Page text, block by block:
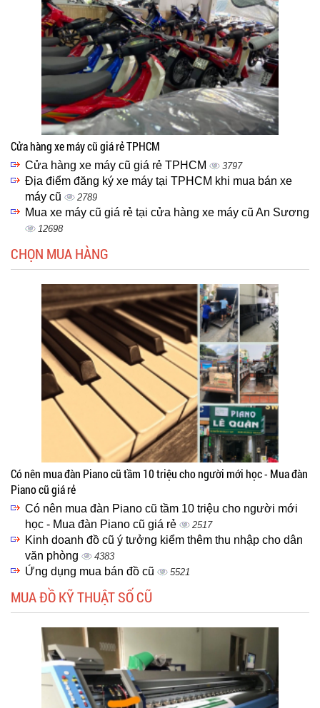
Cửa hàng xe máy cũ giá rẻ TPHCM
Cửa hàng xe máy cũ giá rẻ TPHCM 3797
Địa điểm đăng ký xe máy tại TPHCM khi mua bán xe
máy cũ
2789
Mua xe máy cũ giá rẻ tại cửa hàng xe máy cũ An Sương
12698
CHỌN MUA HÀNG
Có nên mua đàn Piano cũ tầm 10 triệu cho người mới học - Mua đàn
Piano cũ giá rẻ
Có nên mua đàn Piano cũ tầm 10 triệu cho người mới
học - Mua đàn Piano cũ giá rẻ
2517
Kinh doanh đồ cũ ý tưởng kiểm thêm thu nhập cho dân
văn phòng
4383
Ứng dụng mua bán đồ cũ 5521
MUA ĐỒ KỸ THUẬT SỐ CŨ